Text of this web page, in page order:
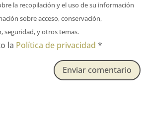
la recopilación y el uso de su información
sobre acceso, conservación,
seguridad, y otros temas.
la Política de privacidad*
Enviar comentario